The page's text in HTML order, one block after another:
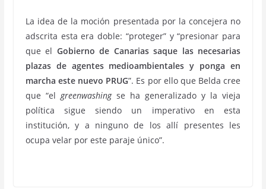
La idea de la moción presentada por la concejera no
adscrita esta era doble: “proteger” y “presionar para
que el Gobierno de Canarias saque las necesarias
plazas de agentes medioambientales y ponga en
marcha este nuevo PRUG”. Es por ello que Belda cree
que “elgreenwashingse ha generalizado y la vieja
política sigue siendo un imperativo en esta
institución, y a ninguno de los allí presentes les
ocupa velar por este paraje único”.